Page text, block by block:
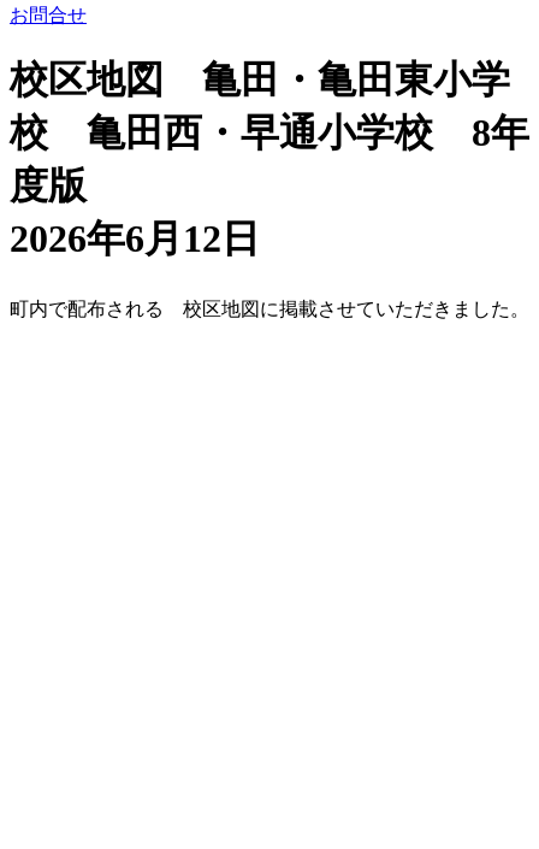
お問合せ
校区地図 亀田・亀田東小学
校 亀田西・早通小学校 8年
度版
2026年6月12日
町内で配布される 校区地図に掲載させていただきました。